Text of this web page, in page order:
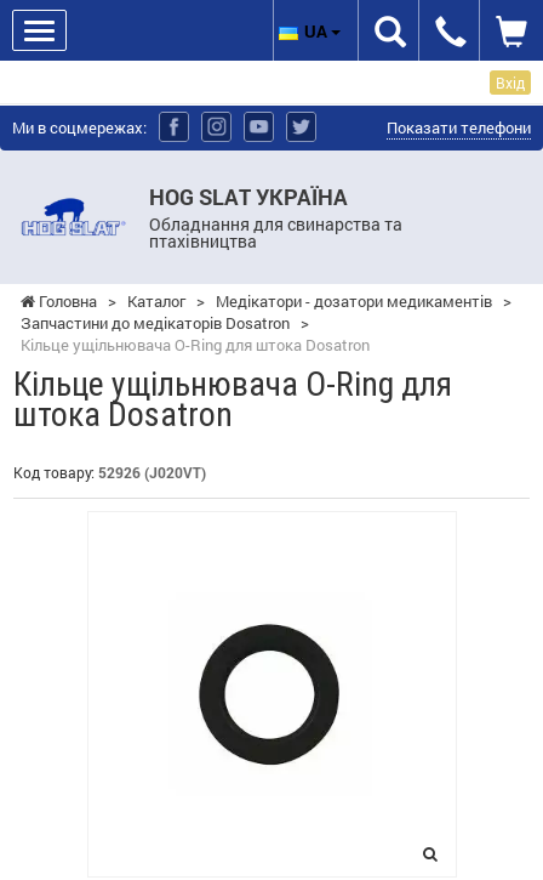
Вхід
Ми в соцмережах: Показати телефони
HOG SLAT УКРАЇНА
Обладнання для свинарства та
птахівництва
UA
Головна > Каталог > Медікатори - дозатори медикаментів >
Запчастини до медікаторів Dosatron >
Кільце ущільнювача O-Ring для штока Dosatron
Кільце ущільнювача O-Ring для
штока Dosatron
Код товару: 52926 (J020VT)